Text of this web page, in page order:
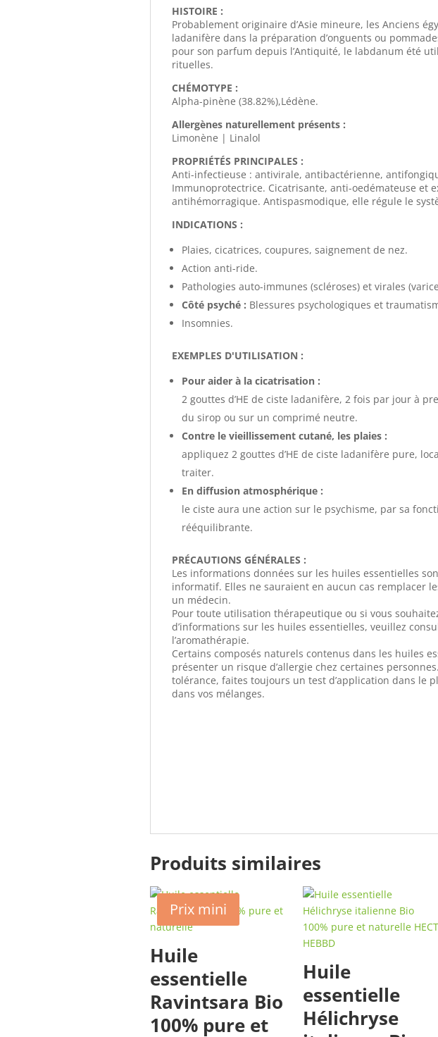
HISTOIRE :
Probablement originaire d’Asie mineure, les Anciens
ladanifère dans la préparation d’onguents ou
pour son parfum depuis l’Antiquité, le labdanum été
rituelles.
CHÉMOTYPE :
Alpha-pinène (38.82%),Lédène.
Allergènes naturellement présents :
Limonène | Linalol
PROPRIÉTÉS PRINCIPALES :
Anti-infectieuse : antivirale, antibactérienne,
Immunoprotectrice. Cicatrisante, anti-oedémateuse et
antihémorragique. Antispasmodique, elle régule le
INDICATIONS :
Plaies, cicatrices, coupures, saignement de nez.
Action anti-ride.
Pathologies auto-immunes (scléroses) et virales
Côté psyché : Blessures psychologiques et
Insomnies.
EXEMPLES D'UTILISATION :
Pour aider à la cicatrisation :
2 gouttes d’HE de ciste ladanifère, 2 fois par jour à
du sirop ou sur un comprimé neutre.
Contre le vieillissement cutané, les plaies :
appliquez 2 gouttes d’HE de ciste ladanifère pure,
traiter.
En diffusion atmosphérique :
le ciste aura une action sur le psychisme, par sa
rééquilibrante.
PRÉCAUTIONS GÉNÉRALES :
Les informations données sur les huiles essentielles
informatif. Elles ne sauraient en aucun cas remplacer
un médecin.
Pour toute utilisation thérapeutique ou si vous
d’informations sur les huiles essentielles, veuillez
l’aromathérapie.
Certains composés naturels contenus dans les huiles
présenter un risque d’allergie chez certaines
tolérance, faites toujours un test d’application dans le
dans vos mélanges.
Produits similaires
Prix mini
Huile
essentielle
Ravintsara Bio
100% pure et
Huile
essentielle
Hélichryse